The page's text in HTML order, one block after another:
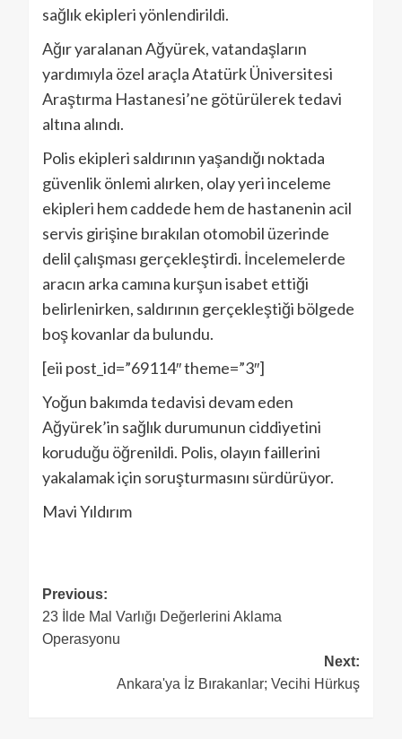
sağlık ekipleri yönlendirildi.
Ağır yaralanan Ağyürek, vatandaşların
yardımıyla özel araçla Atatürk Üniversitesi
Araştırma Hastanesi’ne götürülerek tedavi
altına alındı.
Polis ekipleri saldırının yaşandığı noktada
güvenlik önlemi alırken, olay yeri inceleme
ekipleri hem caddede hem de hastanenin acil
servis girişine bırakılan otomobil üzerinde
delil çalışması gerçekleştirdi. İncelemelerde
aracın arka camına kurşun isabet ettiği
belirlenirken, saldırının gerçekleştiği bölgede
boş kovanlar da bulundu.
[eii post_id=”69114″ theme=”3″]
Yoğun bakımda tedavisi devam eden
Ağyürek’in sağlık durumunun ciddiyetini
koruduğu öğrenildi. Polis, olayın faillerini
yakalamak için soruşturmasını sürdürüyor.
Mavi Yıldırım
Previous:
23 İlde Mal Varlığı Değerlerini Aklama
Operasyonu
Next:
Ankara'ya İz Bırakanlar; Vecihi Hürkuş